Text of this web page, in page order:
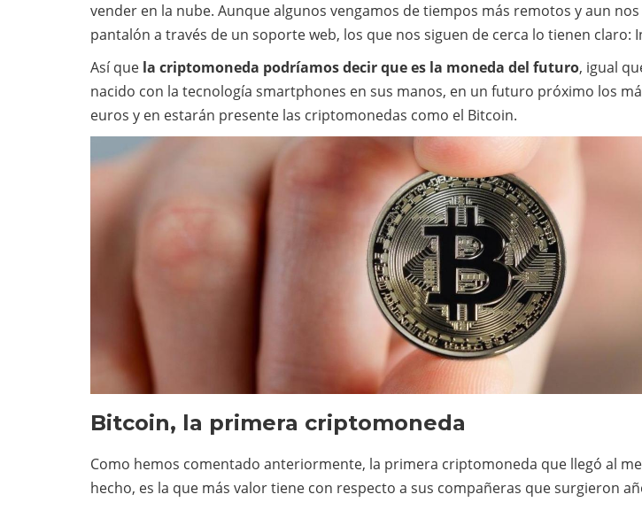
vender en la nube. Aunque algunos vengamos de tiempos más remotos y aun
pantalón a través de un soporte web, los que nos siguen de cerca lo tienen claro:
Así que la criptomoneda podríamos decir que es la moneda del futuro, igual
nacido con la tecnología smartphones en sus manos, en un futuro próximo los
euros y en estarán presente las criptomonedas como el Bitcoin.
Bitcoin, la primera criptomoneda
Como hemos comentado anteriormente, la primera criptomoneda que llegó al
hecho, es la que más valor tiene con respecto a sus compañeras que surgieron